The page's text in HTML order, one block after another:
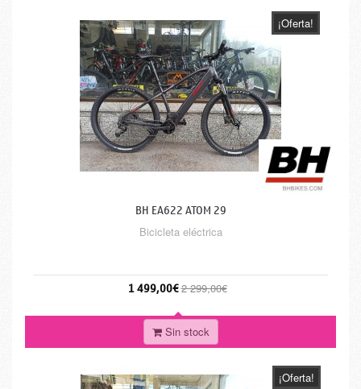
¡Oferta!
BH EA622 ATOM 29
Bicicleta eléctrica
1 499,00€2 299,00€
Sin stock
¡Oferta!